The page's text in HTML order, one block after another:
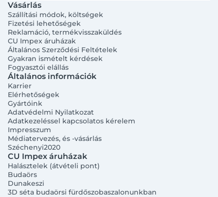
Vásárlás
Szállítási módok, költségek
Fizetési lehetőségek
Reklamáció, termékvisszaküldés
CU Impex áruházak
Általános Szerződési Feltételek
Gyakran ismételt kérdések
Fogyasztói elállás
Általános információk
Karrier
Elérhetőségek
Gyártóink
Adatvédelmi Nyilatkozat
Adatkezeléssel kapcsolatos kérelem
Impresszum
Médiatervezés, és -vásárlás
Széchenyi2020
CU Impex áruházak
Halásztelek (átvételi pont)
Budaörs
Dunakeszi
3D séta budaörsi fürdőszobaszalonunkban